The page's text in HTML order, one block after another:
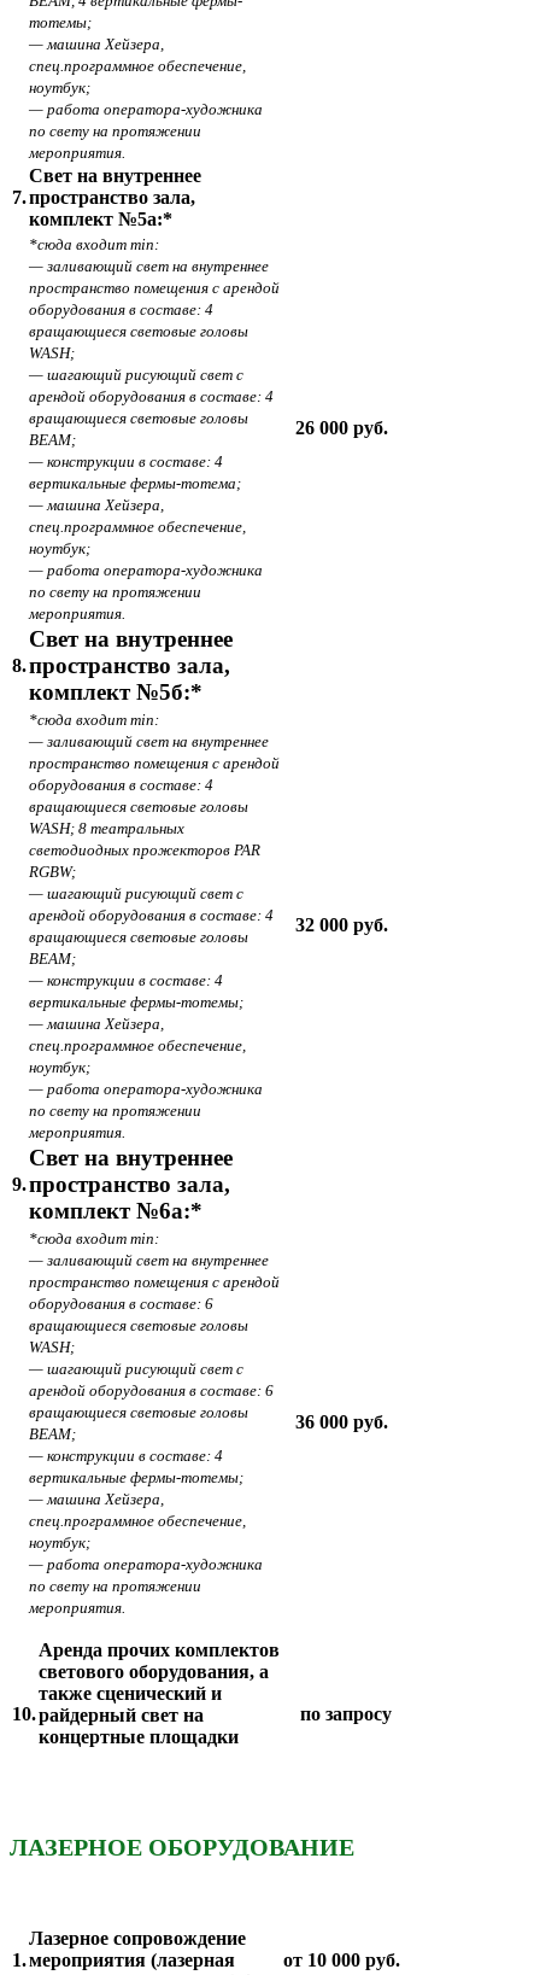
тотемы;
— машина Хейзера,
спец.программное обеспечение,
ноутбук;
— работа оператора-художника
по свету на протяжении
мероприятия.
7.
Свет на внутреннее
пространство зала,
комплект №5а:*
*сюда входит min:
— заливающий свет на внутреннее
пространство помещения с арендой
оборудования в составе: 4
вращающиеся световые головы
WASH;
— шагающий рисующий свет с
арендой оборудования в составе: 4
вращающиеся световые головы
BEAM;
— конструкции в составе: 4
вертикальные фермы-тотема;
— машина Хейзера,
спец.программное обеспечение,
ноутбук;
— работа оператора-художника
по свету на протяжении
мероприятия.
26 000 руб.
8.
Свет на внутреннее
пространство зала,
комплект №5б:*
*сюда входит min:
— заливающий свет на внутреннее
пространство помещения с арендой
оборудования в составе: 4
вращающиеся световые головы
WASH; 8 театральных
светодиодных прожекторов PAR
RGBW;
— шагающий рисующий свет с
арендой оборудования в составе: 4
вращающиеся световые головы
BEAM;
— конструкции в составе: 4
вертикальные фермы-тотемы;
— машина Хейзера,
спец.программное обеспечение,
ноутбук;
— работа оператора-художника
по свету на протяжении
мероприятия.
32 000 руб.
9.
Свет на внутреннее
пространство зала,
комплект №6а:*
*сюда входит min:
— заливающий свет на внутреннее
пространство помещения с арендой
оборудования в составе: 6
вращающиеся световые головы
WASH;
— шагающий рисующий свет с
арендой оборудования в составе: 6
вращающиеся световые головы
BEAM;
— конструкции в составе: 4
вертикальные фермы-тотемы;
— машина Хейзера,
спец.программное обеспечение,
ноутбук;
— работа оператора-художника
по свету на протяжении
мероприятия.
36 000 руб.
10.
Аренда прочих комплектов
светового оборудования, а
также сценический и
райдерный свет на
концертные площадки
по запросу
ЛАЗЕРНОЕ ОБОРУДОВАНИЕ
1.
Лазерноe сопровождение
мероприятия (лазерная
от 10 000 руб.